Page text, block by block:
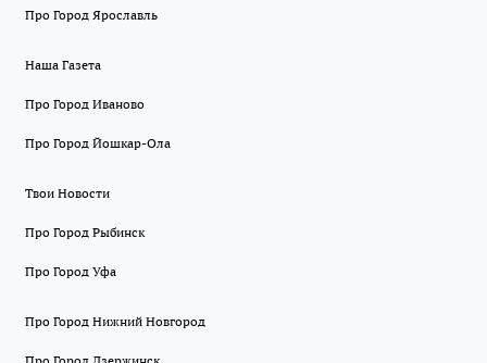
Про Город Ярославль
Наша Газета
Про Город Иваново
Про Город Йошкар-Ола
Твои Новости
Про Город Рыбинск
Про Город Уфа
Про Город Нижний Новгород